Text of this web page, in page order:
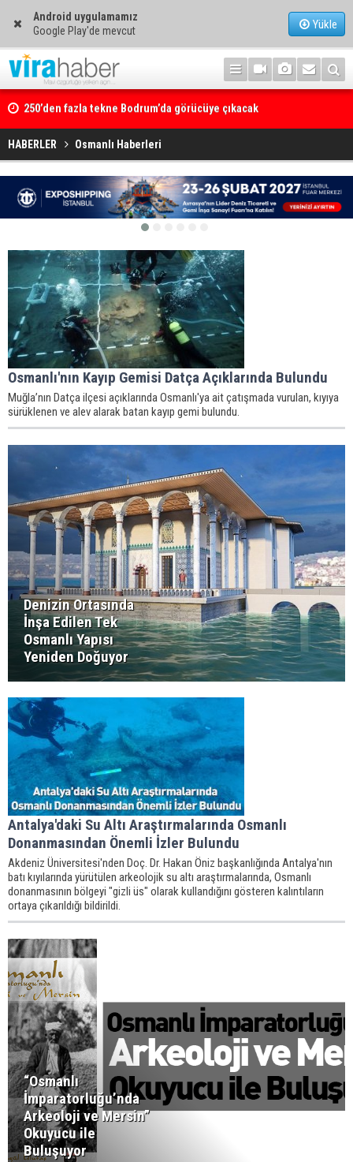
Android uygulamamız
Google Play'de mevcut
Yükle
250’den fazla tekne Bodrum’da görücüye çıkacak
HABERLER Osmanlı Haberleri
Osmanlı'nın Kayıp Gemisi Datça Açıklarında Bulundu
Muğla’nın Datça ilçesi açıklarında Osmanlı'ya ait çatışmada vurulan, kıyıya
sürüklenen ve alev alarak batan kayıp gemi bulundu.
Denizin Ortasında
İnşa Edilen Tek
Osmanlı Yapısı
Yeniden Doğuyor
Antalya'daki Su Altı Araştırmalarında Osmanlı
Donanmasından Önemli İzler Bulundu
Akdeniz Üniversitesi'nden Doç. Dr. Hakan Öniz başkanlığında Antalya'nın
batı kıyılarında yürütülen arkeolojik su altı araştırmalarında, Osmanlı
donanmasının bölgeyi "gizli üs" olarak kullandığını gösteren kalıntıların
ortaya çıkarıldığı bildirildi.
“Osmanlı
İmparatorluğu’nda
Arkeoloji ve Mersin”
Okuyucu ile
Buluşuyor